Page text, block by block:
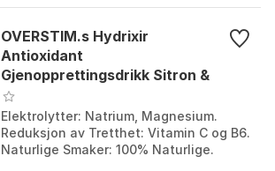
OVERSTIM.s Hydrixir
Antioxidant
Gjenopprettingsdrikk Sitron &
Lime 600gr
Elektrolytter: Natrium, Magnesium.
Reduksjon av Tretthet: Vitamin C og B6.
Naturlige Smaker: 100% Naturlige.